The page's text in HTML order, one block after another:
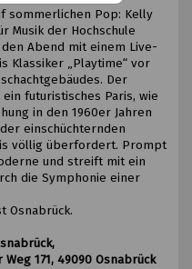
sommerlichen Pop: Kelly
Musik der Hochschule
Abend mit einem Live-
Klassiker „Playtime“ vor
Der
futuristisches Paris, wie
in den 1960er Jahren
einschüchternden
völlig überfordert. Prompt
und streift mit ein
die Symphonie einer
Osnabrück.
171, 49090 Osnabrück